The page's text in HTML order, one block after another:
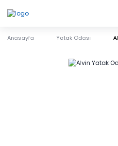
Anasayfa Yatak Odası